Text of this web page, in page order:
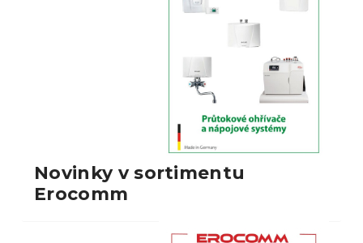
Novinky v sortimentu
Erocomm